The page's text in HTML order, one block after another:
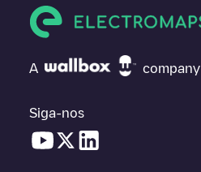
A company
Siga-nos